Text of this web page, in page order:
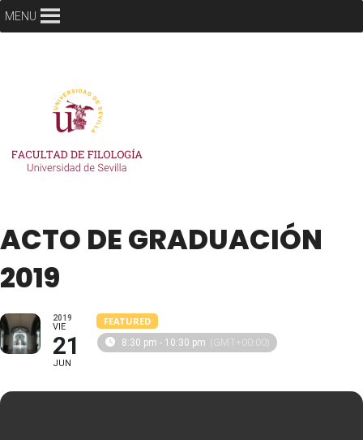
MENU
ACTO DE GRADUACIÓN
2019
2019
VIE
21
JUN
FEATURED
8:30 pm - 10:30 pm (GMT+00:00)